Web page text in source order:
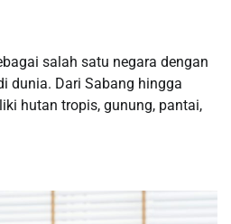
salah satu negara dengan
dunia. Dari Sabang hingga
hutan tropis, gunung, pantai,